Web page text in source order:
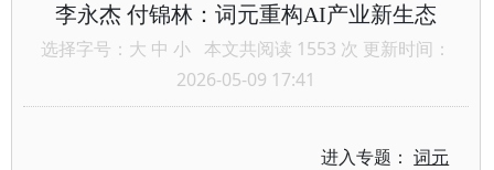
李永杰 付锦林：词元重构AI产业新生态
选择字号： 大 中 小 本文共阅读 1553 次 更新时间：
2026-05-09 17:41
进入专题：词元